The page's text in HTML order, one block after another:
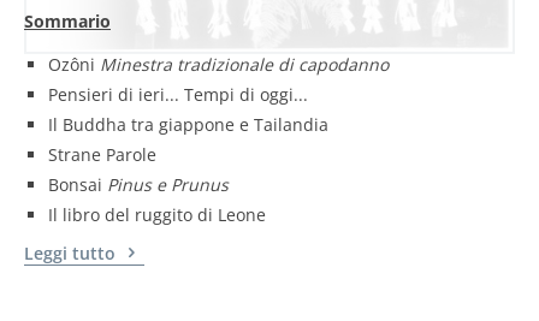
Sommario
Ozôni Minestra tradizionale di capodanno
Pensieri di ieri... Tempi di oggi...
Il Buddha tra giappone e Tailandia
Strane Parole
Bonsai Pinus e Prunus
Il libro del ruggito di Leone
Leggi tutto